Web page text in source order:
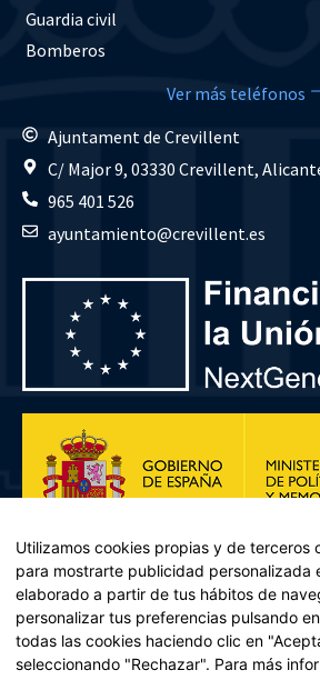
Guardia civil
Bomberos
Ver más teléfonos
Ajuntament de Crevillent
C/ Major 9, 03330 Crevillent,
965 401 526
ayuntamiento@crevillent.es
Utilizamos cookies propias y de terceros
para mostrarte publicidad personalizada
elaborado a partir de tus hábitos de
personalizar tus preferencias pulsando
todas las cookies haciendo clic en
seleccionando "Rechazar". Para más